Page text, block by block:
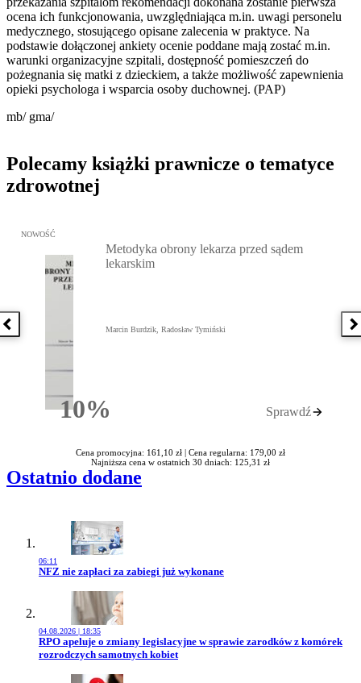
ocena ich funkcjonowania, uwzględniająca m.in. uwagi personelu
medycznego, stosującego opisane zalecenia w praktyce. Na
podstawie dołączonej ankiety ocenie poddane mają zostać m.in.
warunki organizacyjne szpitali, dostępność pomieszczeń do
pożegnania się matki z dzieckiem, a także możliwość zapewnienia
opieki psychologa i wsparcia osoby duchownej. (PAP)
mb/ gma/
Polecamy książki prawnicze o tematyce
zdrowotnej
Poprzednia książka
Przejdź do: Metodyka obrony lekarza przed sądem lekarskim,
NOWOŚĆ
10%Rabatu
Metodyka obrony lekarza przed sądem
lekarskim
Marcin Burdzik, Radosław Tymiński
Sprawdź
Cena promocyjna: 161,10 zł | Cena regularna: 179,00 zł
Najniższa cena w ostatnich 30 dniach: 125,31 zł
Ostatnio dodane
06:11
Przejdź do artykułu:
NFZ nie zapłaci za zabiegi już wykonane
04.08.2026 | 18:35
Przejdź do artykułu:
RPO apeluje o zmiany legislacyjne w sprawie zarodków z komórek
rozrodczych samotnych kobiet